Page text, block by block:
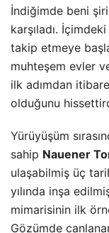
İndiğimde beni
karşıladı.
takip etmeye
muhteşem evler
ilk adımdan
olduğunu
Yürüyüşüm
sahip Nauener
ulaşabilmiş üç
yılında inşa
mimarisinin ilk
Gözümde